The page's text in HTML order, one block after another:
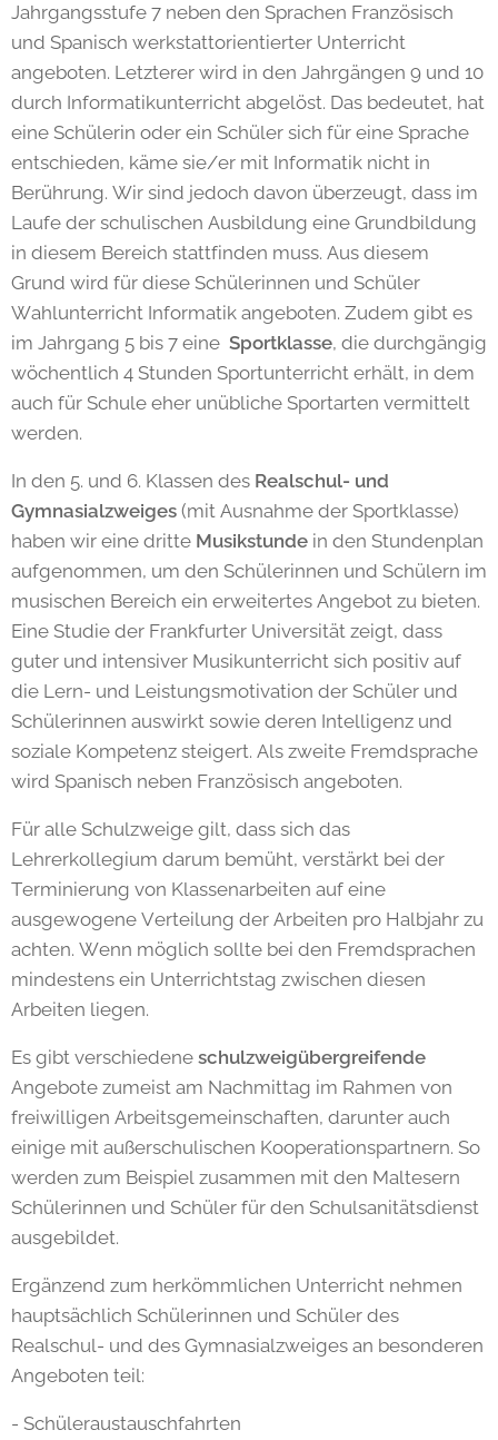
Jahrgangsstufe 7 neben den Sprachen Französisch
und Spanisch werkstattorientierter Unterricht
angeboten. Letzterer wird in den Jahrgängen 9 und 10
durch Informatikunterricht abgelöst. Das bedeutet, hat
eine Schülerin oder ein Schüler sich für eine Sprache
entschieden, käme sie/er mit Informatik nicht in
Berührung. Wir sind jedoch davon überzeugt, dass im
Laufe der schulischen Ausbildung eine Grundbildung
in diesem Bereich stattfinden muss. Aus diesem
Grund wird für diese Schülerinnen und Schüler
Wahlunterricht Informatik angeboten. Zudem gibt es
im Jahrgang 5 bis 7 eine Sportklasse, die durchgängig
wöchentlich 4 Stunden Sportunterricht erhält, in dem
auch für Schule eher unübliche Sportarten vermittelt
werden.
In den 5. und 6. Klassen des Realschul- und
Gymnasialzweiges (mit Ausnahme der Sportklasse)
haben wir eine dritte Musikstunde in den Stundenplan
aufgenommen, um den Schülerinnen und Schülern im
musischen Bereich ein erweitertes Angebot zu bieten.
Eine Studie der Frankfurter Universität zeigt, dass
guter und intensiver Musikunterricht sich positiv auf
die Lern- und Leistungsmotivation der Schüler und
Schülerinnen auswirkt sowie deren Intelligenz und
soziale Kompetenz steigert. Als zweite Fremdsprache
wird Spanisch neben Französisch angeboten.
Für alle Schulzweige gilt, dass sich das
Lehrerkollegium darum bemüht, verstärkt bei der
Terminierung von Klassenarbeiten auf eine
ausgewogene Verteilung der Arbeiten pro Halbjahr zu
achten. Wenn möglich sollte bei den Fremdsprachen
mindestens ein Unterrichtstag zwischen diesen
Arbeiten liegen.
Es gibt verschiedene schulzweigübergreifende
Angebote zumeist am Nachmittag im Rahmen von
freiwilligen Arbeitsgemeinschaften, darunter auch
einige mit außerschulischen Kooperationspartnern. So
werden zum Beispiel zusammen mit den Maltesern
Schülerinnen und Schüler für den Schulsanitätsdienst
ausgebildet.
Ergänzend zum herkömmlichen Unterricht nehmen
hauptsächlich Schülerinnen und Schüler des
Realschul- und des Gymnasialzweiges an besonderen
Angeboten teil:
- Schüleraustauschfahrten